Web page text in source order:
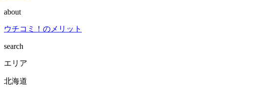
about
ウチコミ！のメリット
search
エリア
北海道